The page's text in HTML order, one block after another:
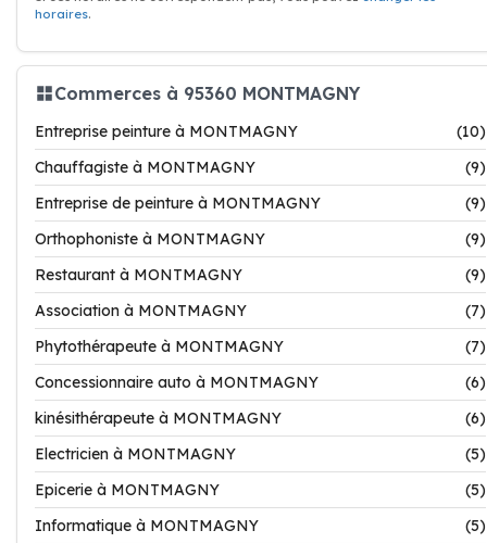
horaires.
Commerces à 95360 MONTMAGNY
Entreprise peinture à MONTMAGNY
(10)
Chauffagiste à MONTMAGNY
(9)
Entreprise de peinture à MONTMAGNY
(9)
Orthophoniste à MONTMAGNY
(9)
Restaurant à MONTMAGNY
(9)
Association à MONTMAGNY
(7)
Phytothérapeute à MONTMAGNY
(7)
Concessionnaire auto à MONTMAGNY
(6)
kinésithérapeute à MONTMAGNY
(6)
Electricien à MONTMAGNY
(5)
Epicerie à MONTMAGNY
(5)
Informatique à MONTMAGNY
(5)